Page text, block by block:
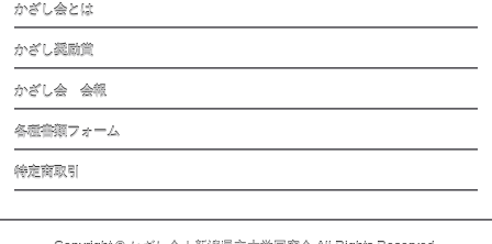
かざし会とは
かざし奨励賞
かざし会 会報
各種書類フォーム
特定商取引